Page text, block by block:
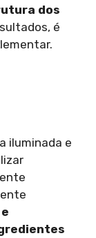
dos
é
iluminada e